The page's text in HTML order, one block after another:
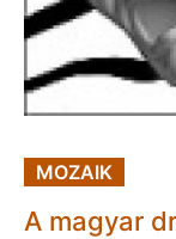
MOZAIK
A magyar